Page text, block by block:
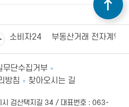
소비자24 부동산거래 전자계약
무단수집거부
방침
찾아오시는 길
시 검산택지길 34 / 대표번호 : 063-